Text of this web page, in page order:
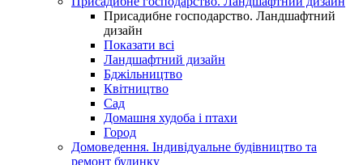
Присадибне господарство. Ландшафтний
дизайн
Показати всі
Ландшафтний дизайн
Бджільництво
Квітництво
Сад
Домашня худоба і птахи
Город
Домоведення. Індивідуальне будівництво та
ремонт будинку